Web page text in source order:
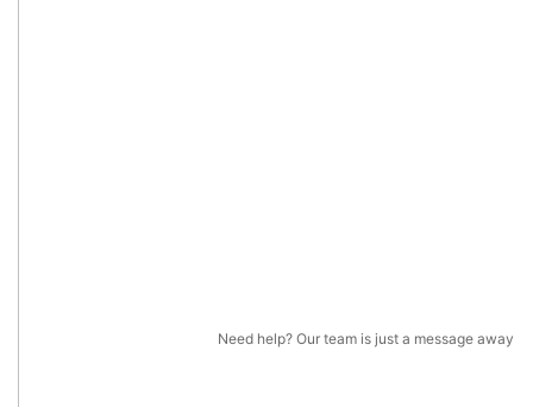
Need help? Our team is just a message away